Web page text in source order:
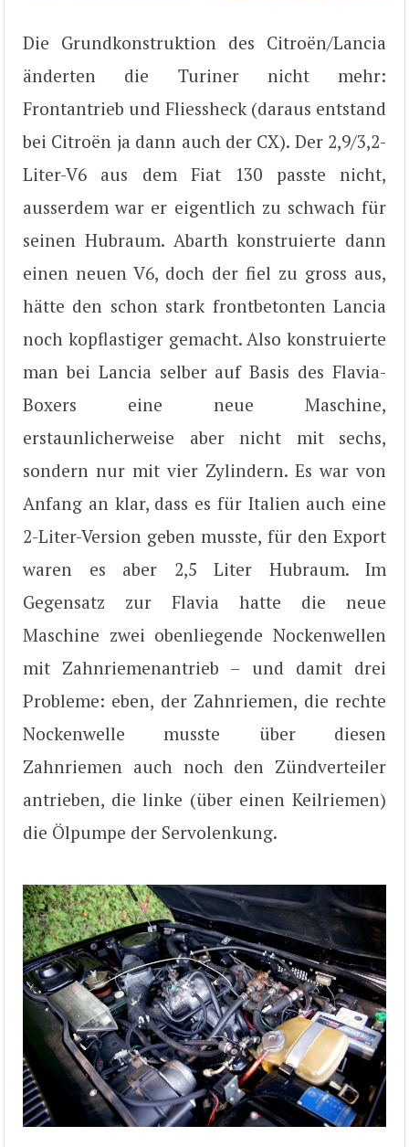
Die Grundkonstruktion des Citroën/Lancia
änderten die Turiner nicht mehr:
Frontantrieb und Fliessheck (daraus entstand
bei Citroën ja dann auch der CX). Der 2,9/3,2-
Liter-V6 aus dem Fiat 130 passte nicht,
ausserdem war er eigentlich zu schwach für
seinen Hubraum. Abarth konstruierte dann
einen neuen V6, doch der fiel zu gross aus,
hätte den schon stark frontbetonten Lancia
noch kopflastiger gemacht. Also konstruierte
man bei Lancia selber auf Basis des Flavia-
Boxers eine neue Maschine,
erstaunlicherweise aber nicht mit sechs,
sondern nur mit vier Zylindern. Es war von
Anfang an klar, dass es für Italien auch eine
2-Liter-Version geben musste, für den Export
waren es aber 2,5 Liter Hubraum. Im
Gegensatz zur Flavia hatte die neue
Maschine zwei obenliegende Nockenwellen
mit Zahnriemenantrieb – und damit drei
Probleme: eben, der Zahnriemen, die rechte
Nockenwelle musste über diesen
Zahnriemen auch noch den Zündverteiler
antrieben, die linke (über einen Keilriemen)
die Ölpumpe der Servolenkung.